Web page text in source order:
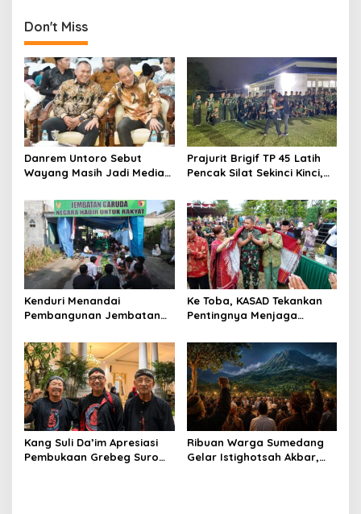
Don't Miss
Danrem Untoro Sebut
Wayang Masih Jadi Media
Kebangsaan
Prajurit Brigif TP 45 Latih
Pencak Silat Sekinci Kinci,
Budaya Lampung
Kenduri Menandai
Pembangunan Jembatan
Warga Sananwetan
Ke Toba, KASAD Tekankan
Pentingnya Menjaga
Mempererat Persaudaraan
Kang ​Suli Da’im Apresiasi
Pembukaan Grebeg Suro
Ribuan Warga Sumedang
Gelar Istighotsah Akbar,